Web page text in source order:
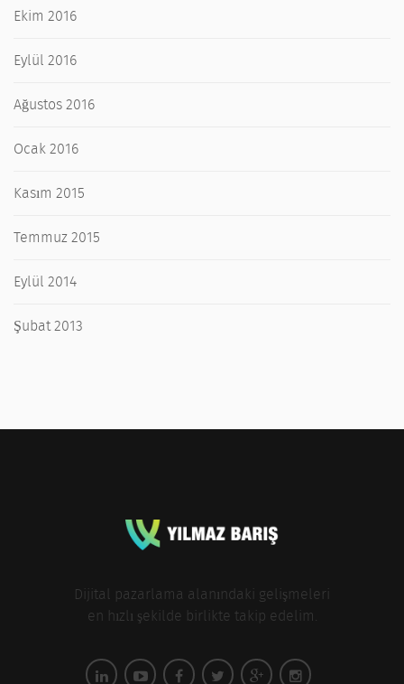
Ekim 2016
Eylül 2016
Ağustos 2016
Ocak 2016
Kasım 2015
Temmuz 2015
Eylül 2014
Şubat 2013
Dijital pazarlama alanındaki gelişmeleri
en hızlı şekilde birlikte takip edelim.